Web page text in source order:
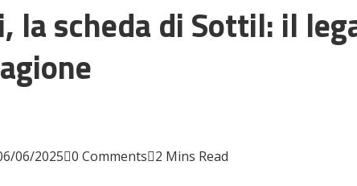
la scheda di Sottil: il
06/2025 0 Comments 2 Mins Read